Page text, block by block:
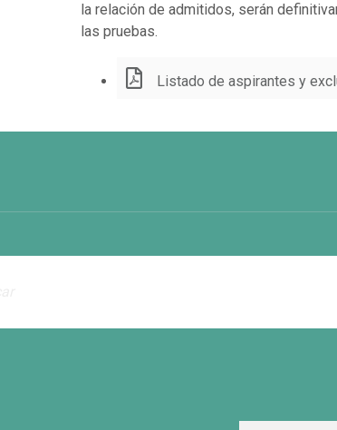
la relación de admitidos, serán
las pruebas.
Listado de aspirantes y